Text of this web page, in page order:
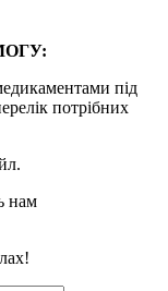
під
потрібних
нам